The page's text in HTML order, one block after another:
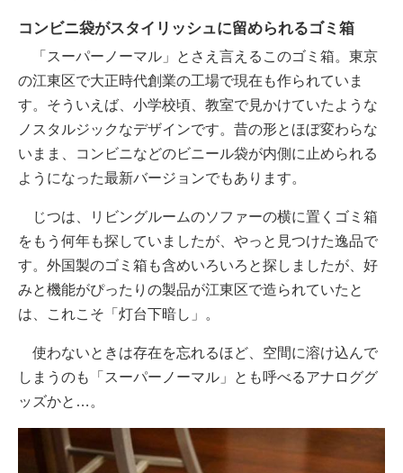
コンビニ袋がスタイリッシュに留められるゴミ箱
「スーパーノーマル」とさえ言えるこのゴミ箱。東京
の江東区で大正時代創業の工場で現在も作られていま
す。そういえば、小学校頃、教室で見かけていたような
ノスタルジックなデザインです。昔の形とほぼ変わらな
いまま、コンビニなどのビニール袋が内側に止められる
ようになった最新バージョンでもあります。
じつは、リビングルームのソファーの横に置くゴミ箱
をもう何年も探していましたが、やっと見つけた逸品で
す。外国製のゴミ箱も含めいろいろと探しましたが、好
みと機能がぴったりの製品が江東区で造られていたと
は、これこそ「灯台下暗し」。
使わないときは存在を忘れるほど、空間に溶け込んで
しまうのも「スーパーノーマル」とも呼べるアナロググ
ッズかと…。